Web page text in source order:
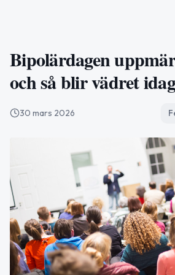
Bipolärdagen
och så blir vädret idag
30 mars 2026